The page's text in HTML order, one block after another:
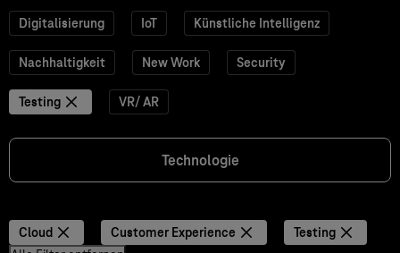
Digitalisierung IoT Künstliche Intelligenz
Nachhaltigkeit New Work Security
Testing VR/ AR
Technologie
Cloud Customer Experience
Testing